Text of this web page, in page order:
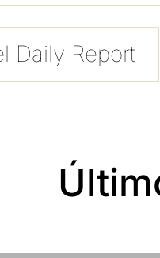
Daily Report